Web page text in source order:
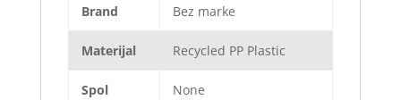
Brand Bez marke
Materijal Recycled PP Plastic
Spol None